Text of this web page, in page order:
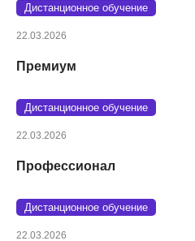
Дистанционное обучение
22.03.2026
Премиум
Дистанционное обучение
22.03.2026
Профессионал
Дистанционное обучение
22.03.2026